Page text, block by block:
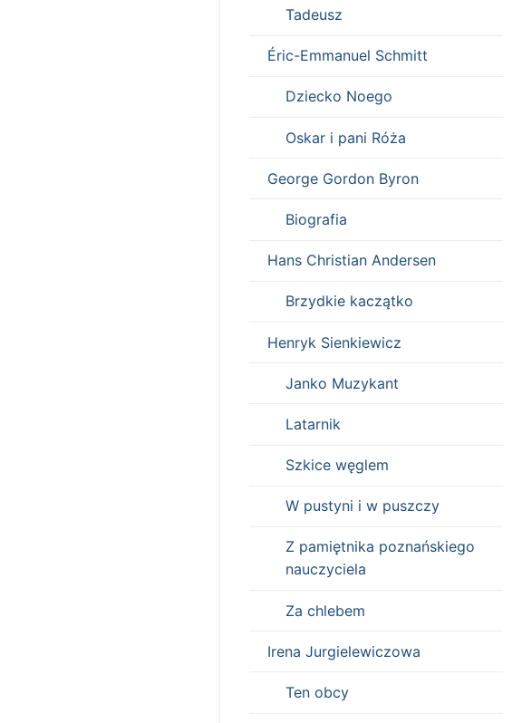
Tadeusz
Éric-Emmanuel Schmitt
Dziecko Noego
Oskar i pani Róża
George Gordon Byron
Biografia
Hans Christian Andersen
Brzydkie kaczątko
Henryk Sienkiewicz
Janko Muzykant
Latarnik
Szkice węglem
W pustyni i w puszczy
Z pamiętnika poznańskiego
nauczyciela
Za chlebem
Irena Jurgielewiczowa
Ten obcy